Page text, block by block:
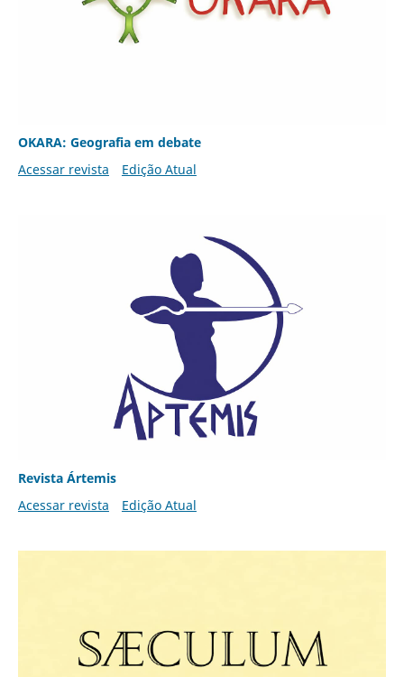
OKARA: Geografia em debate
Acessar revista
Edição Atual
Revista Ártemis
Acessar revista
Edição Atual